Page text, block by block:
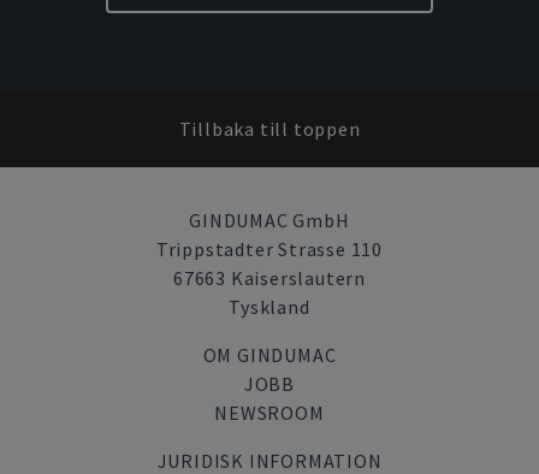
Tillbaka till toppen
GINDUMAC GmbH
Trippstadter Strasse 110
67663 Kaiserslautern
Tyskland
OM GINDUMAC
JOBB
NEWSROOM
JURIDISK INFORMATION